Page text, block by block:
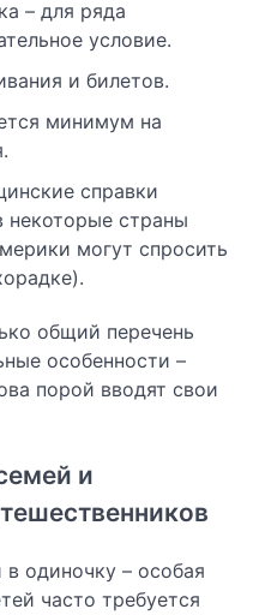
– для ряда
условие.
и билетов.
минимум на
справки
некоторые страны
могут спросить
общий перечень
особенности –
порой вводят свои
и
одиночку – особая
часто требуется